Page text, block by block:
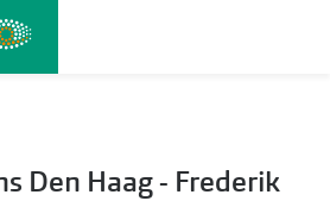
Den Haag - Frederik